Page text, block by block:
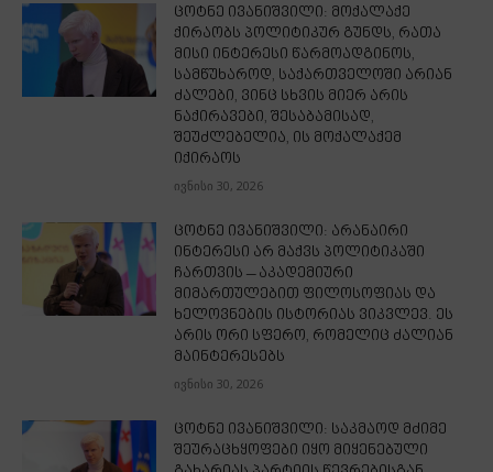
ცოტნე ივანიშვილი: მოქალაქე
ქირაობს პოლიტიკურ გუნდს, რათა
მისი ინტერესი წარმოადგინოს,
სამწუხაროდ, საქართველოში არიან
ძალები, ვინც სხვის მიერ არის
ნაქირავები, შესაბამისად,
შეუძლებელია, ის მოქალაქემ
იქირაოს
ივნისი 30, 2026
ცოტნე ივანიშვილი: არანაირი
ინტერესი არ მაქვს პოლიტიკაში
ჩართვის – აკადემიური
მიმართულებით ფილოსოფიას და
ხელოვნების ისტორიას ვიკვლევ. ეს
არის ორი სფერო, რომელიც ძალიან
მაინტერესებს
ივნისი 30, 2026
ცოტნე ივანიშვილი: საკმაოდ მძიმე
შეურაცხყოფები იყო მიყენებული